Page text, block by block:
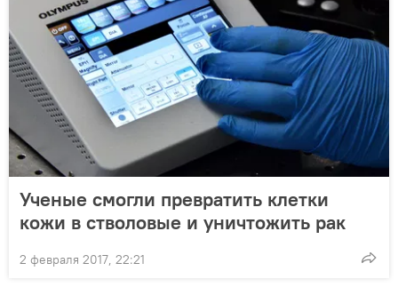
Ученые смогли превратить клетки
кожи в стволовые и уничтожить рак
2 февраля 2017, 22:21